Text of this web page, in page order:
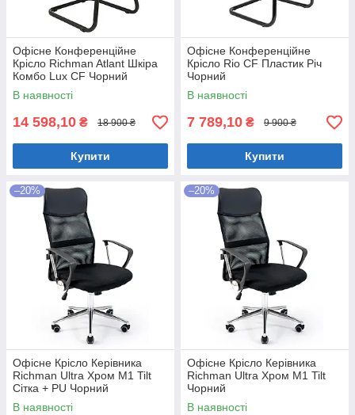
Офісне Конференційне
Крісло Richman Atlant Шкіра
Комбо Lux CF Чорний
В наявності
14 598,10 ₴ 18 900 ₴
Купити
Офісне Конференційне
Крісло Rio CF Пластик Річ
Чорний
В наявності
7 789,10 ₴ 9 900 ₴
Купити
–20%
Офісне Крісло Керівника
Richman Ultra Хром М1 Tilt
Сітка + PU Чорний
В наявності
–20%
Офісне Крісло Керівника
Richman Ultra Хром М1 Tilt
Чорний
В наявності